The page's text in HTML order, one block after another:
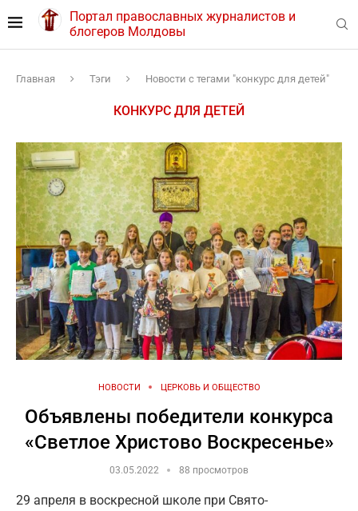
Портал православных журналистов и
блогеров Молдовы
Главная Тэги Новости с тегами "конкурс для детей"
КОНКУРС ДЛЯ ДЕТЕЙ
НОВОСТИ ЦЕРКОВЬ И ОБЩЕСТВО
Объявлены победители конкурса
«Светлое Христово Воскресенье»
03.05.2022 88 просмотров
29 апреля в воскресной школе при Свято-